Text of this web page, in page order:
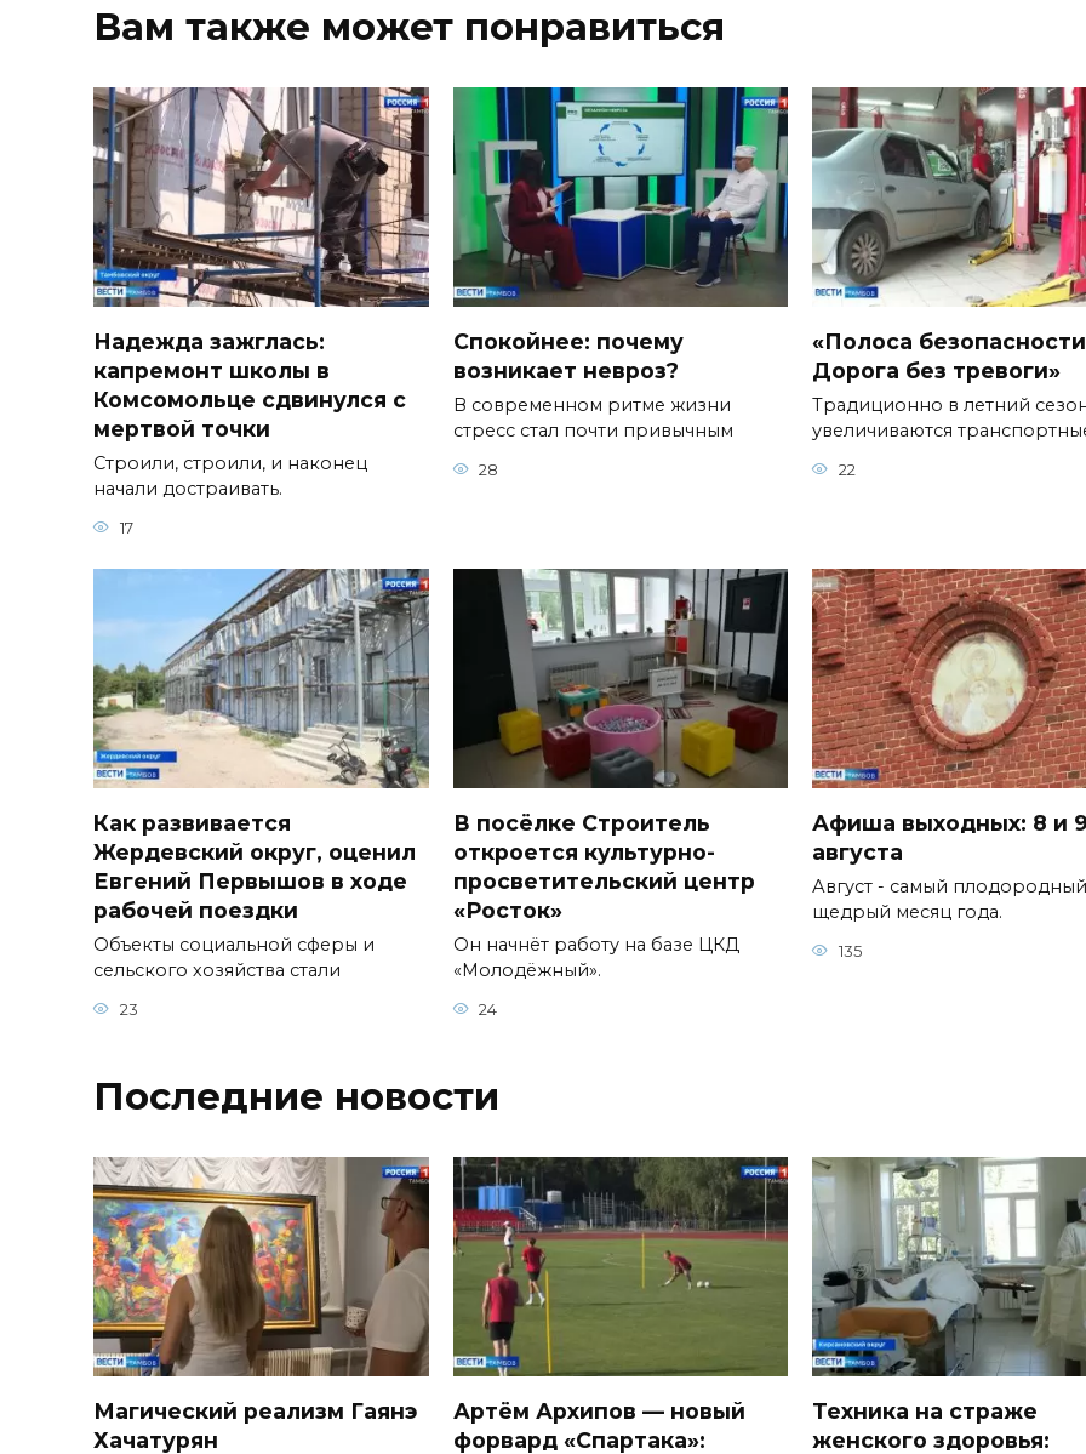
Вам также может понравиться
Надежда зажглась:
капремонт школы в
Комсомольце сдвинулся с
мертвой точки
Строили, строили, и наконец
начали достраивать.
17
Спокойнее: почему
возникает невроз?
В современном ритме жизни
стресс стал почти привычным
28
«Полоса
Дорога без тревоги»
Традиционно в летний
увеличиваются
22
Как развивается
Жердевский округ, оценил
Евгений Первышов в ходе
рабочей поездки
Объекты социальной сферы и
сельского хозяйства стали
23
В посёлке Строитель
откроется культурно-
просветительский центр
«Росток»
Он начнёт работу на базе ЦКД
«Молодёжный».
24
Афиша выходных: 8 и
августа
Август - самый
щедрый месяц года.
135
Последние новости
Магический реализм Гаянэ
Хачатурян
Артём Архипов — новый
форвард «Спартака»:
Техника на страже
женского здоровья: